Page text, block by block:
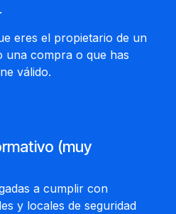
eres el propietario de un
una compra o que has
válido.
(muy
a cumplir con
y locales de seguridad